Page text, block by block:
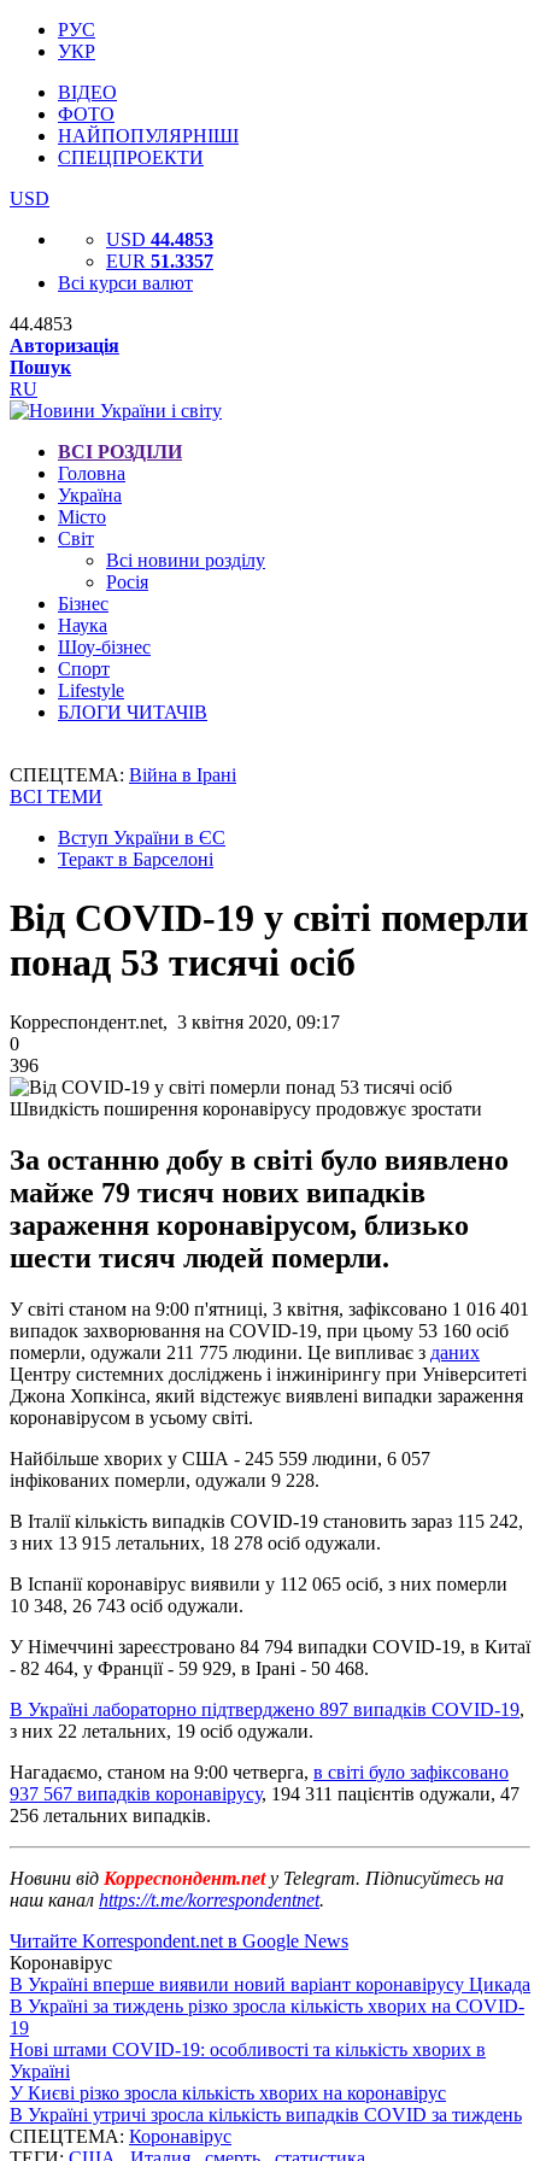
РУС
УКР
ВІДЕО
ФОТО
НАЙПОПУЛЯРНІШІ
СПЕЦПРОЕКТИ
USD
USD 44.4853
EUR 51.3357
Всі курси валют
44.4853
Авторизація
Пошук
RU
ВСІ РОЗДІЛИ
Головна
Україна
Місто
Світ
Всі новини розділу
Росія
Бізнес
Наука
Шоу-бізнес
Спорт
Lifestyle
БЛОГИ ЧИТАЧІВ
СПЕЦТЕМА: Війна в Ірані
ВСІ ТЕМИ
Вступ України в ЄС
Теракт в Барселоні
Від СОVID-19 у світі померли
понад 53 тисячі осіб
Корреспондент.net, 3 квітня 2020, 09:17
0
396
Швидкість поширення коронавірусу продовжує зростати
За останню добу в світі було виявлено
майже 79 тисяч нових випадків
зараження коронавірусом, близько
шести тисяч людей померли.
У світі станом на 9:00 п'ятниці, 3 квітня, зафіксовано 1 016 401
випадок захворювання на СОVID-19, при цьому 53 160 осіб
померли, одужали 211 775 людини. Це випливає з даних
Центру системних досліджень і інжинірингу при Університеті
Джона Хопкінса, який відстежує виявлені випадки зараження
коронавірусом в усьому світі.
Найбільше хворих у США - 245 559 людини, 6 057
інфікованих померли, одужали 9 228.
В Італії кількість випадків СОVID-19 становить зараз 115 242,
з них 13 915 летальних, 18 278 осіб одужали.
В Іспанії коронавірус виявили у 112 065 осіб, з них померли
10 348, 26 743 осіб одужали.
У Німеччині зареєстровано 84 794 випадки СОVID-19, в Китаї
- 82 464, у Франції - 59 929, в Ірані - 50 468.
В Україні лабораторно підтверджено 897 випадків COVID-19,
з них 22 летальних, 19 осіб одужали.
Нагадаємо, станом на 9:00 четверга, в світі було зафіксовано
937 567 випадків коронавірусу, 194 311 пацієнтів одужали, 47
256 летальних випадків.
Новини від Корреспондент.net у Telegram. Підписуйтесь на
наш канал https://t.me/korrespondentnet.
Читайте Korrespondent.net в Google News
Коронавірус
В Україні вперше виявили новий варіант коронавірусу Цикада
В Україні за тиждень різко зросла кількість хворих на COVID-
19
Нові штами COVID-19: особливості та кількість хворих в
Україні
У Києві різко зросла кількість хворих на коронавірус
В Україні утричі зросла кількість випадків COVID за тиждень
СПЕЦТЕМА: Коронавірус